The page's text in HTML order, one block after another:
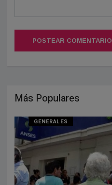
POSTEAR COMENTARIO
Más Populares
GENERALES